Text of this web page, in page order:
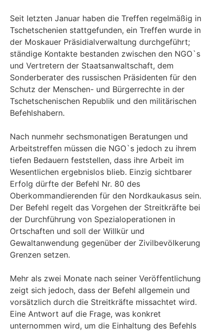
Seit letzten Januar haben die Treffen regelmäßig in
Tschetschenien stattgefunden, ein Treffen wurde in
der Moskauer Präsidialverwaltung durchgeführt;
ständige Kontakte bestanden zwischen den NGO`s
und Vertretern der Staatsanwaltschaft, dem
Sonderberater des russischen Präsidenten für den
Schutz der Menschen- und Bürgerrechte in der
Tschetschenischen Republik und den militärischen
Befehlshabern.
Nach nunmehr sechsmonatigen Beratungen und
Arbeitstreffen müssen die NGO`s jedoch zu ihrem
tiefen Bedauern feststellen, dass ihre Arbeit im
Wesentlichen ergebnislos blieb. Einzig sichtbarer
Erfolg dürfte der Befehl Nr. 80 des
Oberkommandierenden für den Nordkaukasus sein.
Der Befehl regelt das Vorgehen der Streitkräfte bei
der Durchführung von Spezialoperationen in
Ortschaften und soll der Willkür und
Gewaltanwendung gegenüber der Zivilbevölkerung
Grenzen setzen.
Mehr als zwei Monate nach seiner Veröffentlichung
zeigt sich jedoch, dass der Befehl allgemein und
vorsätzlich durch die Streitkräfte missachtet wird.
Eine Antwort auf die Frage, was konkret
unternommen wird, um die Einhaltung des Befehls